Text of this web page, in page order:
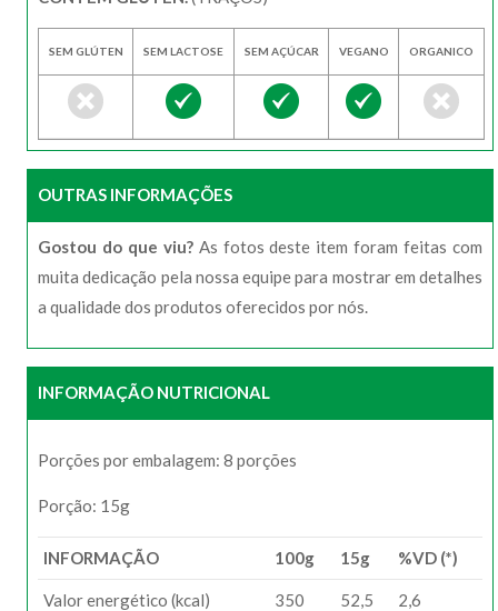
SEM GLÚTEN SEM LACTOSE SEM AÇÚCAR VEGANO ORGANICO
OUTRAS INFORMAÇÕES
Gostou do que viu?As fotos deste item foram feitas com
muita dedicação pela nossa equipe para mostrar em detalhes
a qualidade dos produtos oferecidos por nós.
INFORMAÇÃO NUTRICIONAL
Porções por embalagem: 8 porções
Porção: 15g
INFORMAÇÃO 100g 15g %VD (*)
Valor energético (kcal) 350 52,5 2,6